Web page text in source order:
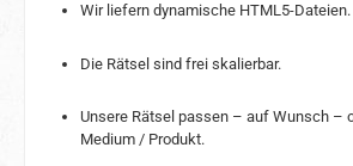
Wir liefern dynamische HTML5-Dateien.
Die Rätsel sind frei skalierbar.
Unsere Rätsel passen – auf Wunsch –
Medium / Produkt.